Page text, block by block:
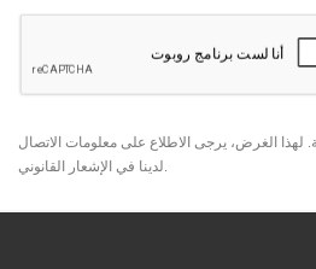
لهذا الغرض، يرجى الاطلاع على معلومات الاتصال
لدينا في الإشعار القانوني.